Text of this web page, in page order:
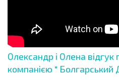
Олександр і Олена відгук
компанією " Болгарський